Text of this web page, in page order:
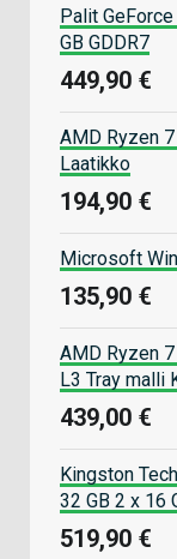
Palit
GB GDDR7
449,90 €
AMD Ryzen
Laatikko
194,90 €
Microsoft
135,90 €
AMD Ryzen
L3 Tray malli
439,00 €
Kingston
32 GB 2 x 16
519,90 €